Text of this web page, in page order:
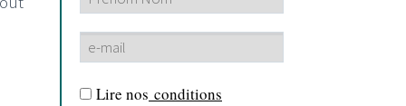
Lire nos conditions